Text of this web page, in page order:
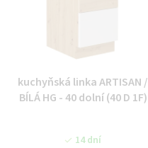
kuchyňská linka ARTISAN /
BÍLÁ HG - 40 dolní (40 D 1F)
14 dní